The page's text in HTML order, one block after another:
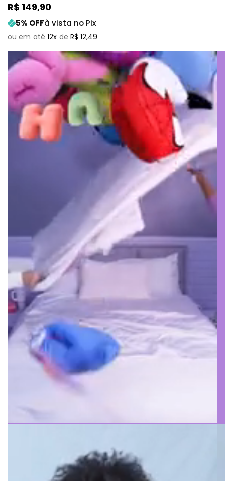
R$ 149,90
5% OFFà vista no Pix
12 R$ 12,49